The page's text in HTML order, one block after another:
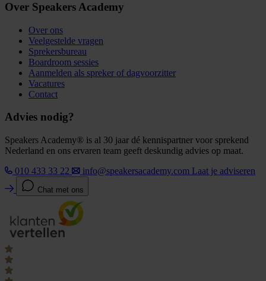
Over Speakers Academy
Over ons
Veelgestelde vragen
Sprekersbureau
Boardroom sessies
Aanmelden als spreker of dagvoorzitter
Vacatures
Contact
Advies nodig?
Speakers Academy® is al 30 jaar dé kennispartner voor sprekend
Nederland en ons ervaren team geeft deskundig advies op maat.
010 433 33 22
info@speakersacademy.com Laat je adviseren
Chat met ons